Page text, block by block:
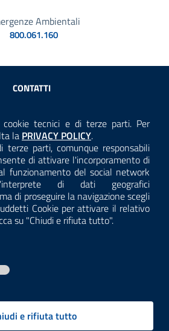
tecnici e di terze parti. Per
la Consulta la
PRIVACY POLICY.
terze parti, comunque responsabili
di attivare l'incorporamento di
funzionamento del social network
di dati geografici
di proseguire la navigazione scegli
Cookie per attivare il relativo
su "Chiudi e rifiuta tutto".
e rifiuta tutto
Ambientali
800.061.160
Utili
CONTATTI
ACCESSIBILITÀ
E PRIVACY
TEMI A-Z
dei dati fare riferimento al regolamento
aquesta pagina